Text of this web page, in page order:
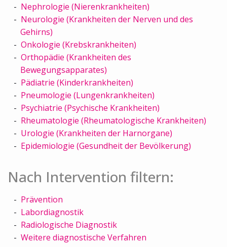
Nephrologie (Nierenkrankheiten)
Neurologie (Krankheiten der Nerven und des
Gehirns)
Onkologie (Krebskrankheiten)
Orthopädie (Krankheiten des
Bewegungsapparates)
Pädiatrie (Kinderkrankheiten)
Pneumologie (Lungenkrankheiten)
Psychiatrie (Psychische Krankheiten)
Rheumatologie (Rheumatologische Krankheiten)
Urologie (Krankheiten der Harnorgane)
Epidemiologie (Gesundheit der Bevölkerung)
Nach Intervention filtern:
Prävention
Labordiagnostik
Radiologische Diagnostik
Weitere diagnostische Verfahren